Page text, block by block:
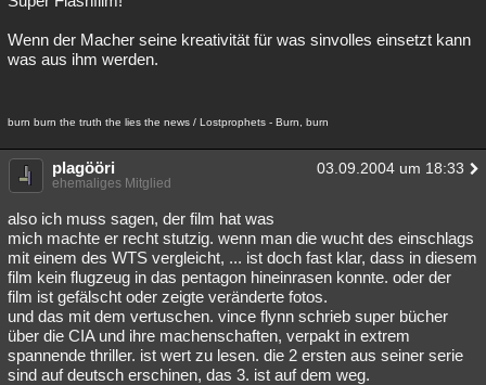
Wenn der Macher seine kreativität für was sinvolles einsetzt kann
was aus ihm werden.
burn burn the truth the lies the news / Lostprophets - Burn, burn
plagööri 03.09.2004 um 18:33
ehemaliges Mitglied
also ich muss sagen, der film hat was
mich machte er recht stutzig. wenn man die wucht des einschlags
mit einem des WTS vergleicht, ... ist doch fast klar, dass in diesem
film kein flugzeug in das pentagon hineinrasen konnte. oder der
film ist gefälscht oder zeigte veränderte fotos.
und das mit dem vertuschen. vince flynn schrieb super bücher
über die CIA und ihre machenschaften, verpakt in extrem
spannende thriller. ist wert zu lesen. die 2 ersten aus seiner serie
sind auf deutsch erschinen, das 3. ist auf dem weg.